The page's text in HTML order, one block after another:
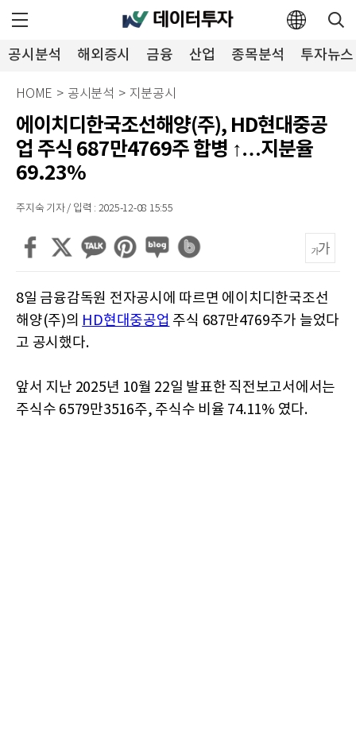
공시분석 해외증시 금융 산업 종목분석 투자뉴스
HOME > 공시분석 > 지분공시
에이치디한국조선해양(주), HD현대중공
업 주식 687만4769주 합병 ↑…지분율
69.23%
주지숙 기자 / 입력 : 2025-12-08 15:55
8일 금융감독원 전자공시에 따르면 에이치디한국조선
해양(주)의 HD현대중공업 주식 687만4769주가 늘었다
고 공시했다.
앞서 지난 2025년 10월 22일 발표한 직전보고서에서는
주식수 6579만3516주, 주식수 비율 74.11% 였다.